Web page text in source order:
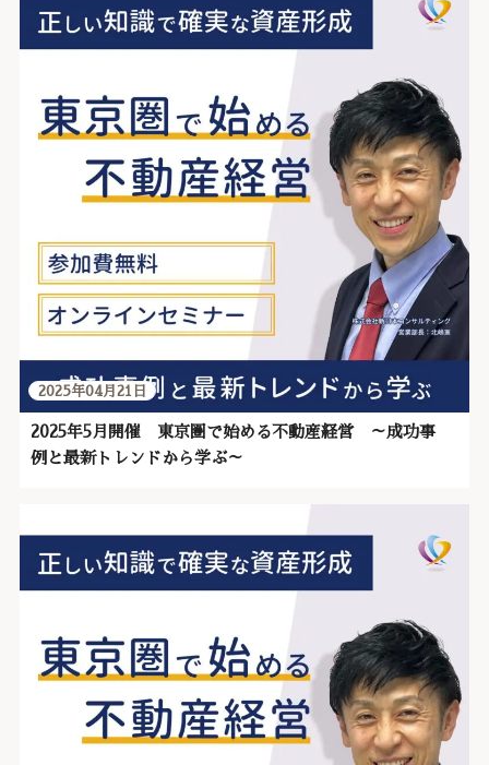
2025年5月開催 東京圏で始める不動産経営 ～成功事
例と最新トレンドから学ぶ～
2025年04月21日